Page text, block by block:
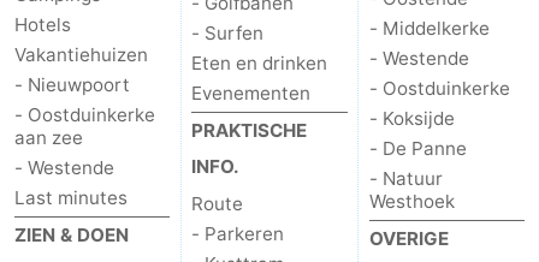
Hotels
Vakantiehuizen
- Nieuwpoort
- Oostduinkerke
aan zee
- Westende
Last minutes
ZIEN & DOEN
- Surfen
Eten en drinken
Evenementen
PRAKTISCHE
INFO.
Route
- Parkeren
- Middelkerke
- Westende
- Oostduinkerke
- Koksijde
- De Panne
- Natuur
Westhoek
OVERIGE